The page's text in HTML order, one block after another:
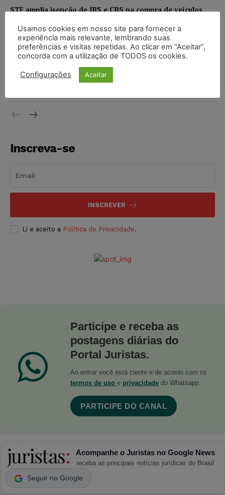
STF amplia isenção de IBS e CBS na compra de veículos
níveis
DIREITO TRIBUTÁRIO 07/08/2026
Justiça do Trabalho mantém justa causa de empregado que
vendia canetas emagrecedoras no local de trabalho
Inscreva-se
INSCREVER
Li e aceito a Política de Privacidade.
Participe e receba as
postagens diárias do
Portal Juristas.
Ao entrar você está ciente e de acordo com os
termos de uso e privacidade do Whatsapp.
PARTICIPE DO CANAL
Acompanhe o Juristas no Google News
receba as principais notícias jurídicas do Brasil
Seguir no Google
Usamos cookies em nosso site para fornecer a
experiência mais relevante, lembrando suas
preferências e visitas repetidas. Ao clicar em “Aceitar”,
concorda com a utilização de TODOS os cookies.
Configurações Aceitar